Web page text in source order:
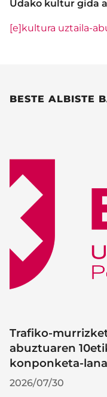
Udako kultur gida
[e]kultura uztaila-
BESTE ALBISTE
Trafiko-
abuztuaren
konponketa-
2026/07/30